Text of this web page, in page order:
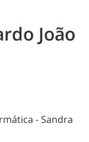
João
- Sandra